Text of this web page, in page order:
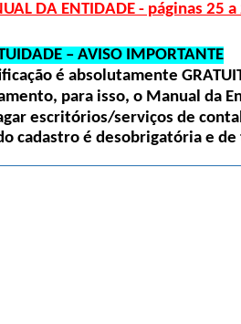
DA ENTIDADE - páginas 25 a
– AVISO IMPORTANTE
é absolutamente
para isso, o Manual da
escritórios/serviços de
cadastro é desobrigatória e